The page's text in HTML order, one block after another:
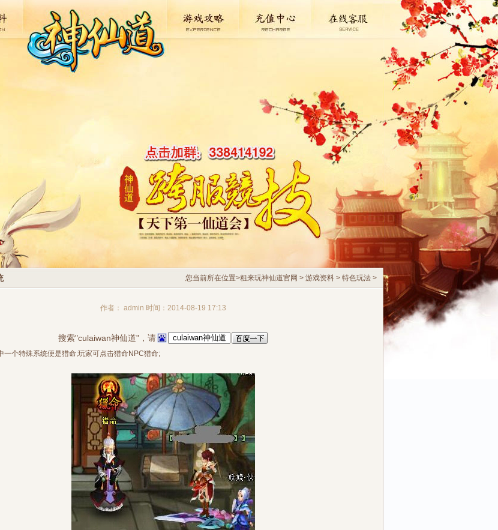
您当前所在位置>粗来玩神仙道官网 > 游戏资料 > 特色玩法 >
作者： admin 时间：2014-08-19 17:13
搜索"culaiwan神仙道"，请
一个特殊系统便是猎命;玩家可点击猎命NPC猎命;